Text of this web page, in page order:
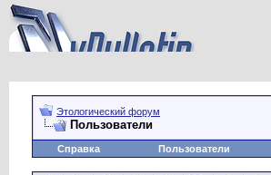
Этологический форум
Пользователи
Справка Пользователи